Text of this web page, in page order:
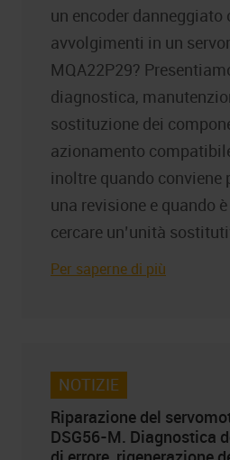
un encoder danneggiato
avvolgimenti in un
MQA22P29?
diagnostica,
sostituzione dei
azionamento
inoltre quando conviene
una revisione e quando
cercare un’unità
Per saperne di più
NOTIZIE
Riparazione del
DSG56-M. Diagnostica